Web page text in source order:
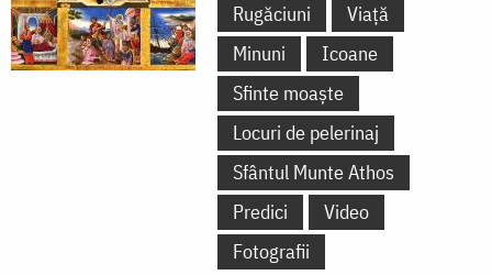
Rugăciuni
Viață
Minuni
Icoane
Sfinte moaște
Locuri de pelerinaj
Sfântul Munte Athos
Predici
Video
Fotografii